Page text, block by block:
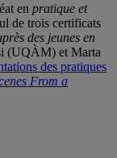
en pratique et
de trois certificats
des jeunes en
(UQÀM) et Marta
des pratiques
From a